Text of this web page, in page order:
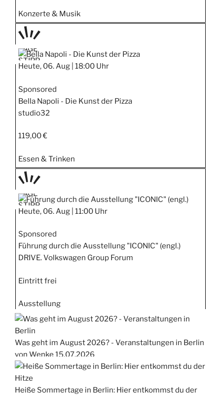
Konzerte & Musik
TAGE
STIPP
Heute, 06. Aug | 18:00 Uhr
Sponsored
Bella Napoli - Die Kunst der Pizza
studio32
119,00 €
Essen & Trinken
TAGE
STIPP
Heute, 06. Aug | 11:00 Uhr
Sponsored
Führung durch die Ausstellung "ICONIC" (engl.)
DRIVE. Volkswagen Group Forum
Eintritt frei
Ausstellung
Was geht im August 2026? - Veranstaltungen in Berlin
von Wenke 15.07.2026
Heiße Sommertage in Berlin: Hier entkommst du der